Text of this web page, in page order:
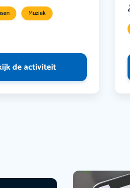
Muziek
de activiteit